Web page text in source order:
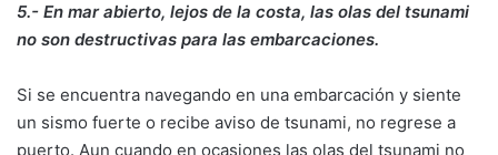
5.- En mar abierto, lejos de la costa, las olas del tsunami
no son destructivas para las embarcaciones.
Si se encuentra navegando en una embarcación y siente
un sismo fuerte o recibe aviso de tsunami, no regrese a
puerto. Aun cuando en ocasiones las olas del tsunami no